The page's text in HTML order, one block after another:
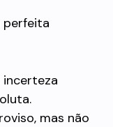
perfeita
mas não